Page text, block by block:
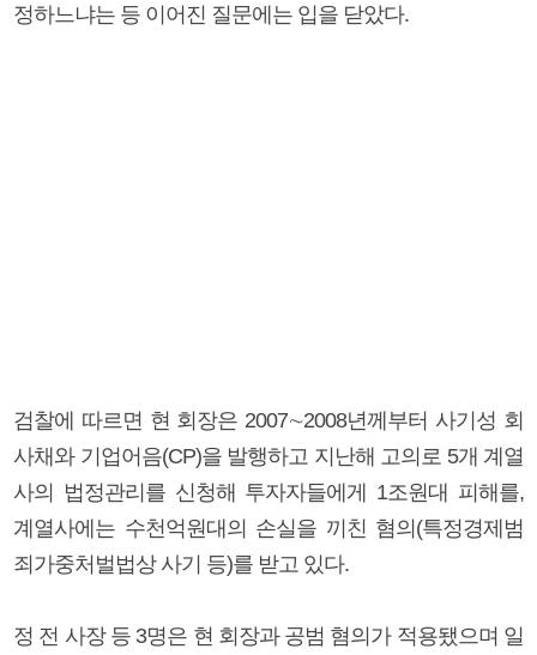
정하느냐는 등 이어진 질문에는 입을 닫았다.
검찰에 따르면 현 회장은 2007∼2008년께부터 사기성 회
사채와 기업어음(CP)을 발행하고 지난해 고의로 5개 계열
사의 법정관리를 신청해 투자자들에게 1조원대 피해를,
계열사에는 수천억원대의 손실을 끼친 혐의(특정경제범
죄가중처벌법상 사기 등)를 받고 있다.
정 전 사장 등 3명은 현 회장과 공범 혐의가 적용됐으며 일